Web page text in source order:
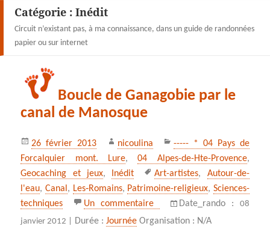
Catégorie : Inédit
Circuit n’existant pas, à ma connaissance, dans un guide de randonnées
papier ou sur internet
Boucle de Ganagobie par le
canal de Manosque
Publié
le
26 février 2013 Auteur
nicoulina Catégories
----- * 04 Pays de
Forcalquier mont. Lure,04 Alpes-de-Hte-Provence,
Geocaching et jeux, Inédit
Mots-
clés
Art-artistes, Autour-de-
l'eau, Canal, Les‑Romains, Patrimoine-religieux, Sciences-
techniques
Un commentaire sur Boucle de Ganagobie
Date_rando : 08
janvier 2012 |
Durée :Journée Organisation : N/A